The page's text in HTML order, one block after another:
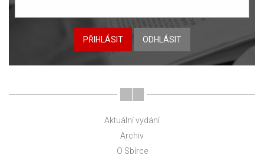
PŘIHLÁSIT ODHLÁSIT
Aktuální vydání
Archiv
O Sbírce